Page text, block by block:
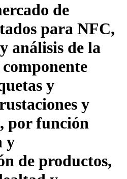
de
para NFC,
análisis de la
y
y
por función
y
de productos,